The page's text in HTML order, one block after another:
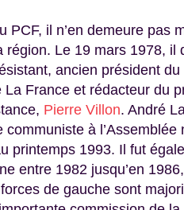
PCF, il n’en demeure pas
région. Le 19 mars 1978, il
ancien président
La France et rédacteur du
Pierre Villon. André
communiste à
printemps 1993. Il fut
entre 1982 jusqu’en
de gauche sont